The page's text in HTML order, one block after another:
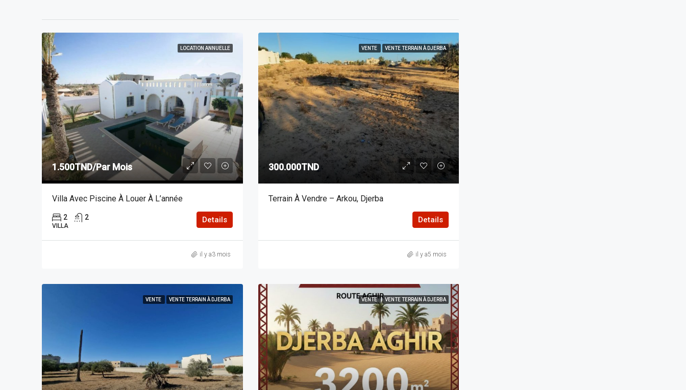
LOCATION ANNUELLE
1.500TND/Par Mois
Villa Avec Piscine À Louer À L’année
2 2
VILLA
Details
il y a3 mois
VENTE VENTE TERRAIN À DJERBA
300.000TND
Terrain À Vendre – Arkou, Djerba
Details
il y a5 mois
VENTE VENTE TERRAIN À DJERBA VENTE VENTE TERRAIN À DJERBA